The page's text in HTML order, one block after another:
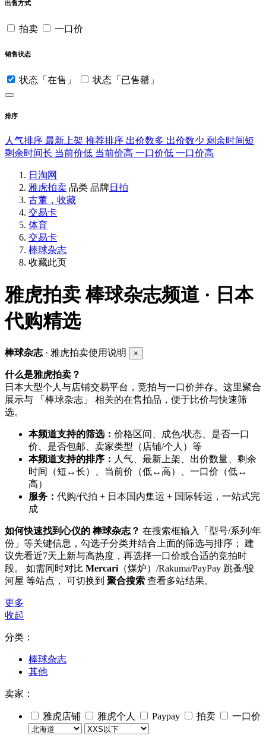
出售方式
拍卖 一口价
销售状态
状态「在售」 状态「已售罄」
排序
人气排序 最新上架 推荐排序 出价数多 出价数少 剩余时间短
剩余时间长 当前价低 当前价高 一口价低 一口价高
日淘网
雅虎拍卖 品类 品牌日拍
古董，收藏
交易卡
体育
交易卡
棒球杂志
收藏此页
雅虎拍卖 棒球杂志频道 · 日本
代购精选
棒球杂志 · 雅虎拍卖使用说明 ×
什么是雅虎拍卖？
日本大型个人与店铺交易平台，竞拍与一口价并存。这里聚合
展示与 「棒球杂志」 相关的在售拍品，便于比价与快速筛
选。
本频道支持的筛选： 价格区间、成色/状态、是否一口
价、是否包邮、卖家类型（店铺/个人）等
本频道支持的排序： 人气、最新上架、出价数量、剩余
时间（短↔长）、当前价（低↔高）、一口价（低↔
高）
服务： 代购/代拍 + 日本国内集运 + 国际转运，一站式完
成
如何快速找到心仪的 棒球杂志？ 在搜索框输入「型号/系列/年
份」等关键信息，勾选子分类并结合上面的筛选与排序； 建
议先看近7天上新与高热度，再选择一口价或合适的竞拍时
段。 如需同时对比 Mercari （煤炉）/Rakuma/PayPay 跳蚤/骏
河屋 等站点， 可切换到 聚合搜索 查看多站结果。
更多
收起
分类：
棒球杂志
其他
卖家：
雅虎店铺 雅虎个人 Paypay 拍卖 一口价